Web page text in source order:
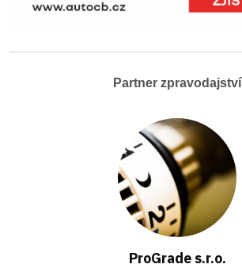
Partner zpravodajství
ProGrade s.r.o.